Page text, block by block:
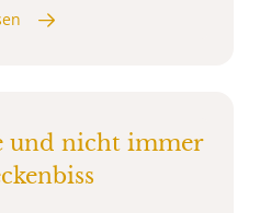
und nicht immer